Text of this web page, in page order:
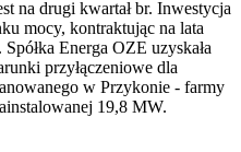
na drugi kwartał br. Inwestycja
mocy, kontraktując na lata
Energa OZE uzyskała
przyłączeniowe dla
w Przykonie - farmy
19,8 MW.